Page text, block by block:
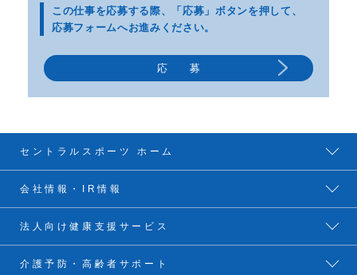
この仕事を応募する際、
「応募」ボタンを押して、
応募フォームへお進みください。
応 募
セントラルスポーツ ホーム
会社情報・IR情報
法人向け健康支援サービス
介護予防・高齢者サポート